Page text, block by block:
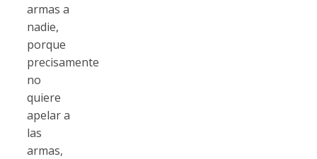
armas a
nadie,
porque
precisamente
no
quiere
apelar a
las
armas,